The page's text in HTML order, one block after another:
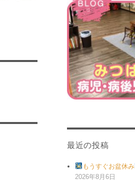
最近の投稿
もうすぐお盆休み
2026年8月6日